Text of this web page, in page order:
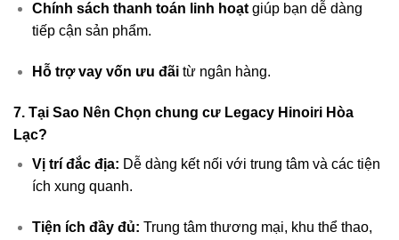
Chính sách thanh toán linh hoạtgiúp bạn dễ dàng
tiếp cận sản phẩm.
Hỗ trợ vay vốn ưu đãitừ ngân hàng.
7. Tại Sao Nên Chọn chung cư Legacy Hinoiri Hòa
Lạc?
Vị trí đắc địa: Dễ dàng kết nối với trung tâm và các tiện
ích xung quanh.
Tiện ích đầy đủ: Trung tâm thương mại, khu thể thao,